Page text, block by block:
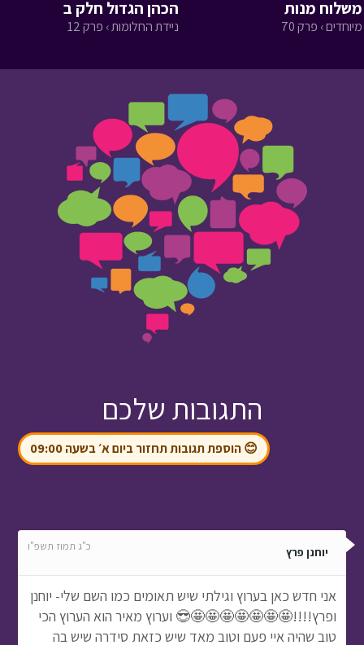
משלוח מנות
מיוחדים › פרק 70
הכהן הגדול חלק ב
ניידת החלומות › פרק 12
התגובות שלכם
😊 הוספת תגובות תחזור ביום א׳ בשעה 09:00
יוחנן פרץ כ"ג תמוז תשפ"ו
אני חדש כאן בערוץ וגילתי שיש תאומים כמו השם שלי- יוחנן
ופרץ!!!!🤩🤩🤩🤩🤩🤩🤩😎 וערוץ מאיר הוא הערוץ הכי
טוב שהיה איי פעם וטוב מאד שיש כזאת סידרה שיש בה